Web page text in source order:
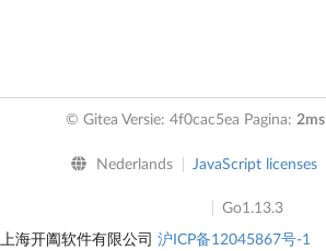
© Gitea Versie: 4f0cac5ea Pagina: 2ms
Nederlands JavaScript licenses
Go1.13.3
上海开阖软件有限公司 沪ICP备12045867号-1